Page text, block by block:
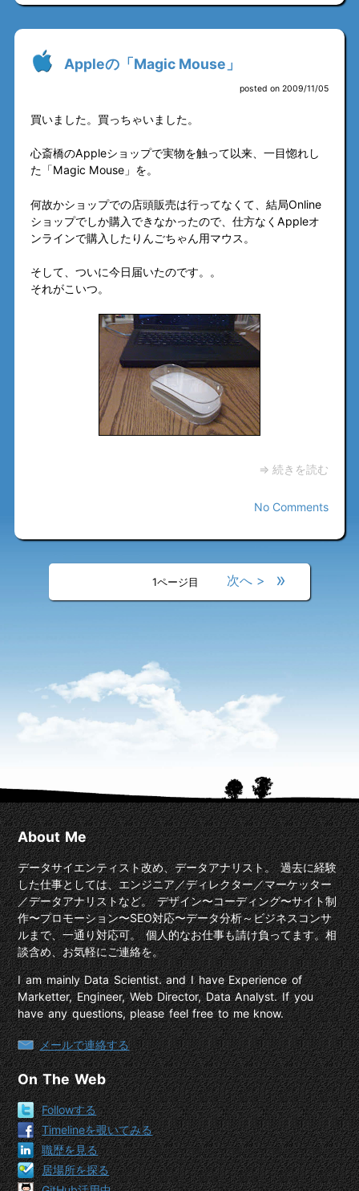
Appleの「Magic Mouse」
posted on 2009/11/05
買いました。買っちゃいました。
心斎橋のAppleショップで実物を触って以来、一目惚れし
た「Magic Mouse」を。
何故かショップでの店頭販売は行ってなくて、結局Online
ショップでしか購入できなかったので、仕方なくAppleオ
ンラインで購入したりんごちゃん用マウス。
そして、ついに今日届いたのです。。
それがこいつ。
⇒ 続きを読む
No Comments
1 > »
About Me
データサイエンティスト改め、データアナリスト。 過去に経験
した仕事としては、エンジニア／ディレクター／マーケッター
／データアナリストなど。 デザイン〜コーディング〜サイト制
作〜プロモーション〜SEO対応〜データ分析～ビジネスコンサ
ルまで、一通り対応可。 個人的なお仕事も請け負ってます。相
談含め、お気軽にご連絡を。
I am mainly Data Scientist. and I have Experience of
Marketter, Engineer, Web Director, Data Analyst. If you
have any questions, please feel free to me know.
メールで連絡する
On The Web
Followする
Timelineを覗いてみる
職歴を見る
居場所を探る